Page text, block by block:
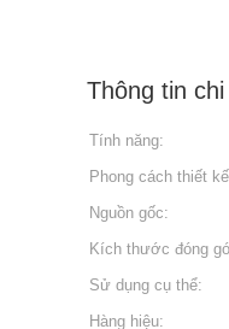
Thông tin
Tính năng:
Phong cách thiết
Nguồn gốc:
Kích thước đóng
Sử dụng cụ thể:
Hàng hiệu: